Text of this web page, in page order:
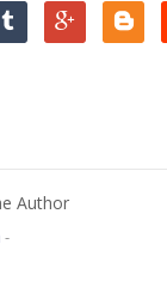
Author
-